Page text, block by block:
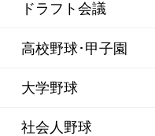
ドラフト会議
高校野球･甲子園
大学野球
社会人野球